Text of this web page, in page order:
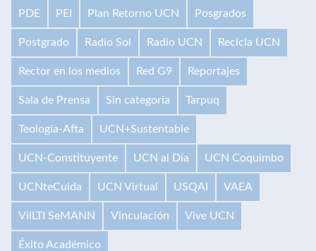
PDE PEI Plan Retorno UCN Posgrados
Postgrado Radio Sol Radio UCN Recicla UCN
Rector en los medios Red G9 Reportajes
Sala de Prensa Sin categoría Tarpuq
Teología-Afta UCN+Sustentable
UCN-Constituyente UCN al Día UCN Coquimbo
UCNteCuida UCN Virtual USQAI VAEA
VilLTI SeMANN Vinculación Vive UCN
Éxito Académico